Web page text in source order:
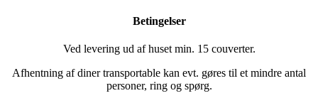
Betingelser
Ved levering ud af huset min. 15 couverter.
Afhentning af diner transportable kan evt. gøres til et mindre antal
personer, ring og spørg.